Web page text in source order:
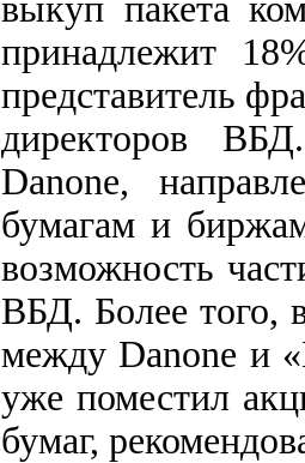
выкуп пакета
принадлежит
представитель
директоров
Danone,
бумагам и
возможность
ВБД. Более того,
между Danone и
уже поместил
бумаг,